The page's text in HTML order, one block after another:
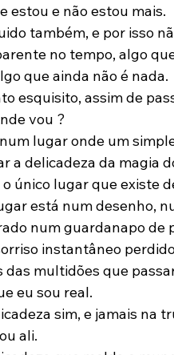
estou e não estou mais.
também, e por isso
no tempo, algo
que ainda não é nada.
esquisito, assim de
vou ?
lugar onde um
a delicadeza da magia
o único lugar que existe
está num desenho,
num guardanapo de
instantâneo
das multidões que
eu sou real.
sim, e jamais na
ali.